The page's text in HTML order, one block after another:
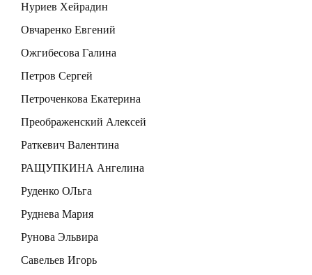
Нуриев Хейрадин
Овчаренко Евгений
Ожгибесова Галина
Петров Сергей
Петроченкова Екатерина
Преображенский Алексей
Раткевич Валентина
РАЩУПКИНА Ангелина
Руденко ОЛьга
Руднева Мария
Рунова Эльвира
Савельев Игорь